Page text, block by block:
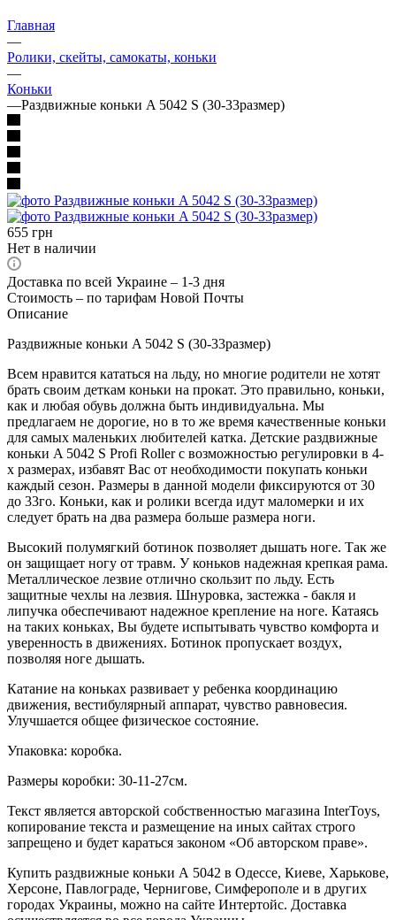
Главная
—
Ролики, скейты, самокаты, коньки
—
Коньки
—Раздвижные коньки A 5042 S (30-33размер)
655 грн
Нет в наличии
Доставка по всей Украине – 1-3 дня
Стоимость – по тарифам Новой Почты
Описание
Раздвижные коньки A 5042 S (30-33размер)
Всем нравится кататься на льду, но многие родители не хотят
брать своим деткам коньки на прокат. Это правильно, коньки,
как и любая обувь должна быть индивидуальна. Мы
предлагаем не дорогие, но в то же время качественные коньки
для самых маленьких любителей катка. Детские раздвижные
коньки A 5042 S Profi Roller с возможностью регулировки в 4-
х размерах, избавят Вас от необходимости покупать коньки
каждый сезон. Размеры в данной модели фиксируются от 30
до 33го. Коньки, как и ролики всегда идут маломерки и их
следует брать на два размера больше размера ноги.
Высокий полумягкий ботинок позволяет дышать ноге. Так же
он защищает ногу от травм. У коньков надежная крепкая рама.
Металлическое лезвие отлично скользит по льду. Есть
защитные чехлы на лезвия. Шнуровка, застежка - бакля и
липучка обеспечивают надежное крепление на ноге. Катаясь
на таких коньках, Вы будете испытывать чувство комфорта и
уверенность в движениях. Ботинок пропускает воздух,
позволяя ноге дышать.
Катание на коньках развивает у ребенка координацию
движения, вестибулярный аппарат, чувство равновесия.
Улучшается общее физическое состояние.
Упаковка: коробка.
Размеры коробки: 30-11-27см.
Текст является авторской собственностью магазина InterToys,
копирование текста и размещение на иных сайтах строго
запрещено и будет караться законом «Об авторском праве».
Купить раздвижные коньки А 5042 в Одессе, Киеве, Харькове,
Херсоне, Павлограде, Чернигове, Симферополе и в других
городах Украины, можно на сайте Интертойс. Доставка